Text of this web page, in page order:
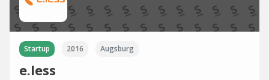
Startup 2016 Augsburg
e.less